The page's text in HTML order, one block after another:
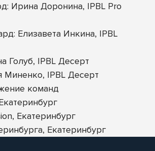
Ирина Доронина, IPBL Pro
Елизавета Инкина, IPBL
Голуб, IPBL Десерт
Миненко, IPBL Десерт
команд
Екатеринбург
Екатеринбург